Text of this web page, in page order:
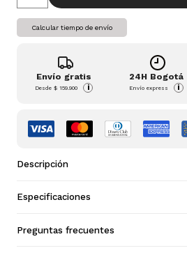
Calcular tiempo de envío
Envío gratis
Desde$ 159.900 i
24H Bogotá
Envío express i
Descripción
Especificaciones
Preguntas frecuentes